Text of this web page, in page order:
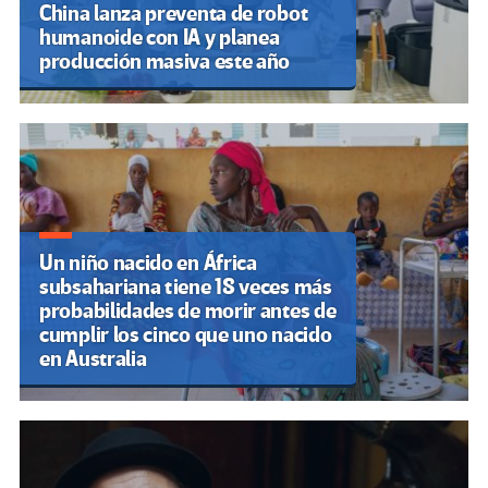
China lanza preventa de robot
humanoide con IA y planea
producción masiva este año
Un niño nacido en África
subsahariana tiene 18 veces más
probabilidades de morir antes de
cumplir los cinco que uno nacido
en Australia